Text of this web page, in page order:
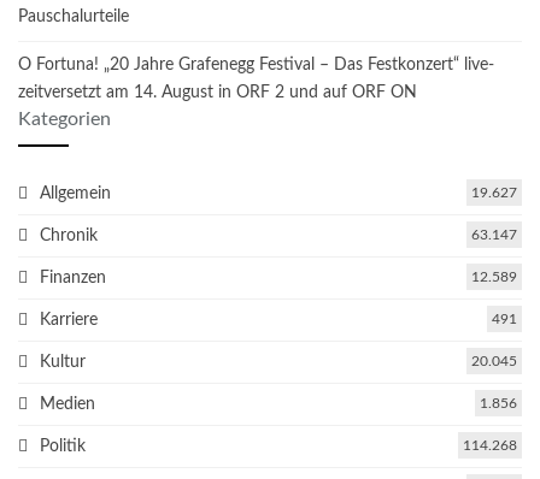
Pauschalurteile
O Fortuna! „20 Jahre Grafenegg Festival – Das Festkonzert“ live-
zeitversetzt am 14. August in ORF 2 und auf ORF ON
Kategorien
Allgemein 19.627
Chronik 63.147
Finanzen 12.589
Karriere 491
Kultur 20.045
Medien 1.856
Politik 114.268